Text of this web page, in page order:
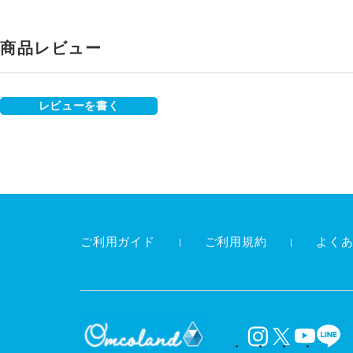
商品レビュー
レビューを書く
ご利用ガイド ご利用規約 よく
instagram
X YouTubeLINE